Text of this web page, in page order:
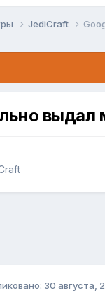
JediCraft
выдал
30 августа,